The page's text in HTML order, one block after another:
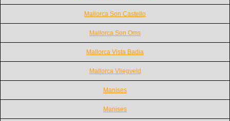
Mallorca Son Castello
Mallorca Son Oms
Mallorca Vista Badia
Mallorca Vliegveld
Manises
Manises